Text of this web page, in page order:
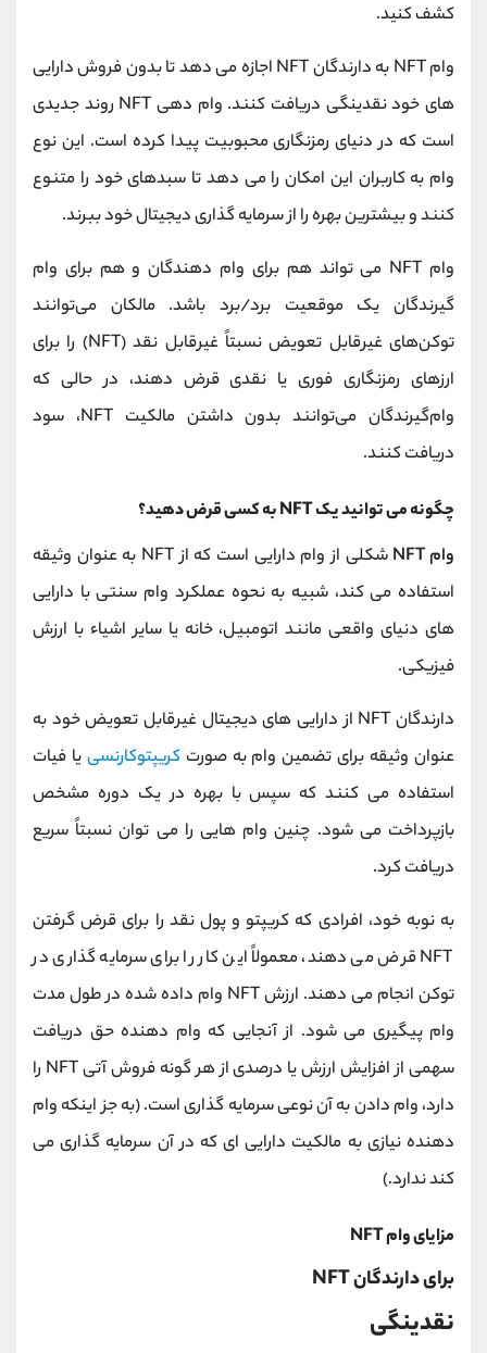
کشف کنید.
وام NFT به دارندگان NFT اجازه می دهد تا بدون فروش دارایی
های خود نقدینگی دریافت کنند. وام دهی NFT روند جدیدی
است که در دنیای رمزنگاری محبوبیت پیدا کرده است. این نوع
وام به کاربران این امکان را می دهد تا سبدهای خود را متنوع
کنند و بیشترین بهره را از سرمایه گذاری دیجیتال خود ببرند.
وام NFT می تواند هم برای وام دهندگان و هم برای وام
گیرندگان یک موقعیت برد/برد باشد. مالکان می‌توانند
توکن‌های غیرقابل تعویض نسبتاً غیرقابل نقد (NFT) را برای
ارزهای رمزنگاری فوری یا نقدی قرض دهند، در حالی که
وام‌گیرندگان می‌توانند بدون داشتن مالکیت NFT، سود
دریافت کنند.
چگونه می توانید یک NFT به کسی قرض دهید؟
وام NFT
شکلی از وام دارایی است که از NFT به عنوان وثیقه
استفاده می کند، شبیه به نحوه عملکرد وام سنتی با دارایی
های دنیای واقعی مانند اتومبیل، خانه یا سایر اشیاء با ارزش
فیزیکی.
دارندگان NFT از دارایی های دیجیتال غیرقابل تعویض خود به
عنوان وثیقه برای تضمین وام به صورتکریپتوکارنسی یا فیات
استفاده می کنند که سپس با بهره در یک دوره مشخص
بازپرداخت می شود. چنین وام هایی را می توان نسبتاً سریع
دریافت کرد.
به نوبه خود، افرادی که کریپتو و پول نقد را برای قرض گرفتن
NFT قرض می دهند، معمولاً این کار را برای سرمایه گذاری در
توکن انجام می دهند. ارزش NFT وام داده شده در طول مدت
وام پیگیری می شود. از آنجایی که وام دهنده حق دریافت
سهمی از افزایش ارزش یا درصدی از هر گونه فروش آتی NFT را
دارد، وام دادن به آن نوعی سرمایه گذاری است. (به جز اینکه وام
دهنده نیازی به مالکیت دارایی ای که در آن سرمایه گذاری می
کند ندارد.)
مزایای وام NFT
برای دارندگان NFT
نقدینگی